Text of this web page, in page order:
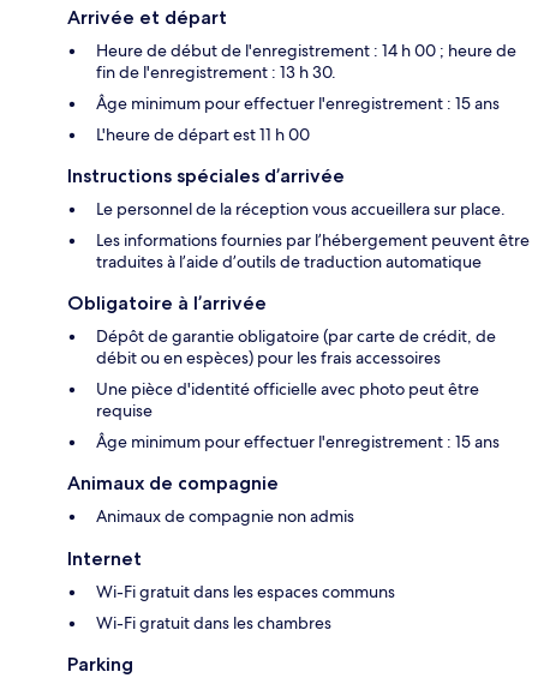
Arrivée et départ
Heure de début de l'enregistrement : 14 h 00 ; heure de
fin de l'enregistrement : 13 h 30.
Âge minimum pour effectuer l'enregistrement : 15 ans
L'heure de départ est 11 h 00
Instructions spéciales d’arrivée
Le personnel de la réception vous accueillera sur place.
Les informations fournies par l’hébergement peuvent être
traduites à l’aide d’outils de traduction automatique
Obligatoire à l’arrivée
Dépôt de garantie obligatoire (par carte de crédit, de
débit ou en espèces) pour les frais accessoires
Une pièce d'identité officielle avec photo peut être
requise
Âge minimum pour effectuer l'enregistrement : 15 ans
Animaux de compagnie
Animaux de compagnie non admis
Internet
Wi-Fi gratuit dans les espaces communs
Wi-Fi gratuit dans les chambres
Parking